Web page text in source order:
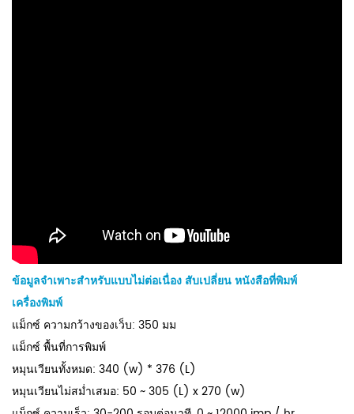
ข้อมูลจำเพาะสำหรับแบบไม่ต่อเนื่อง สับเปลี่ยนหนังสือที่พิมพ์
เครื่องพิมพ์
แม็กซ์ ความกว้างของเว็บ: 350 มม
แม็กซ์ พื้นที่การพิมพ์
หมุนเวียนทั้งหมด: 340 (w) * 376 (L)
หมุนเวียนไม่สม่ำเสมอ: 50 ~ 305 (L) x 270 (w)